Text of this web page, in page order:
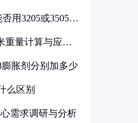
用3205或3505代
重量计算与应用
胀剂分别加多少
么区别
需求调研与分析